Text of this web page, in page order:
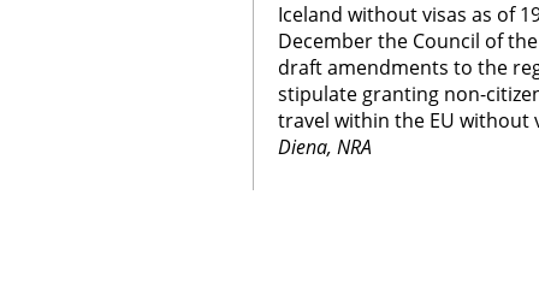
Iceland without visas as of
December the Council of
draft amendments to the
stipulate granting non-
travel within the EU without
Diena, NRA